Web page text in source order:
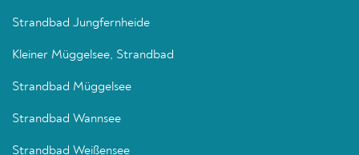
Strandbad Jungfernheide
Kleiner Müggelsee, Strandbad
Strandbad Müggelsee
Strandbad Wannsee
Strandbad Weißensee